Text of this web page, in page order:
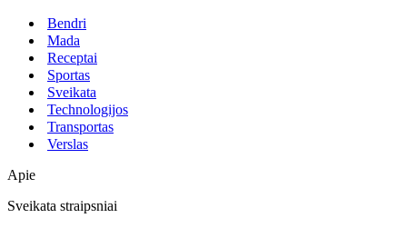
Bendri
Mada
Receptai
Sportas
Sveikata
Technologijos
Transportas
Verslas
Apie
Sveikata straipsniai